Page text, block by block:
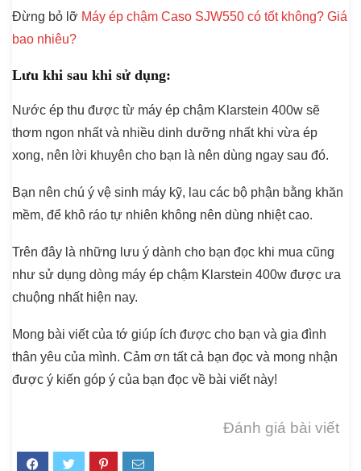
Đừng bỏ lỡ Máy ép chậm Caso SJW550 có tốt không? Giá
bao nhiêu?
Lưu khi sau khi sử dụng:
Nước ép thu được từ máy ép chậm Klarstein 400w sẽ
thơm ngon nhất và nhiều dinh dưỡng nhất khi vừa ép
xong, nên lời khuyên cho bạn là nên dùng ngay sau đó.
Bạn nên chú ý vệ sinh máy kỹ, lau các bộ phận bằng khăn
mềm, để khô ráo tự nhiên không nên dùng nhiệt cao.
Trên đây là những lưu ý dành cho bạn đọc khi mua cũng
như sử dụng dòng máy ép chậm Klarstein 400w được ưa
chuộng nhất hiện nay.
Mong bài viết của tớ giúp ích được cho bạn và gia đình
thân yêu của mình. Cảm ơn tất cả bạn đọc và mong nhận
được ý kiến góp ý của bạn đọc về bài viết này!
Đánh giá bài viết